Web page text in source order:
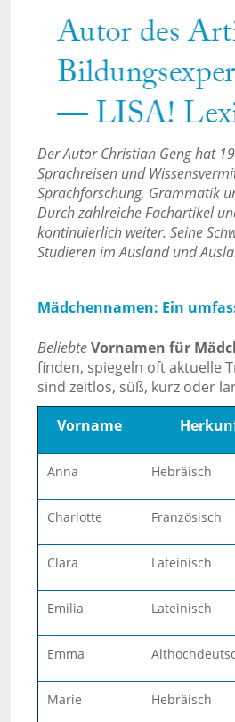
Der Autor Christian Geng hat
Sprachreisen und
Sprachforschung, Grammatik
Durch zahlreiche Fachartikel
kontinuierlich weiter. Seine
Studieren im Ausland und
Mädchennamen: Ein
Beliebte Vornamen für
finden, spiegeln oft aktuelle
sind zeitlos, süß, kurz oder
Vorname
Anna Hebräisch
Charlotte Französisch
Clara Lateinisch
Emilia Lateinisch
Emma
Marie Hebräisch